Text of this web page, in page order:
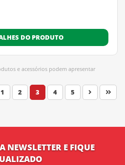
DO PRODUTO
e acessórios podem apresentar
1 2 3 4 5
NEWSLETTER E FIQUE